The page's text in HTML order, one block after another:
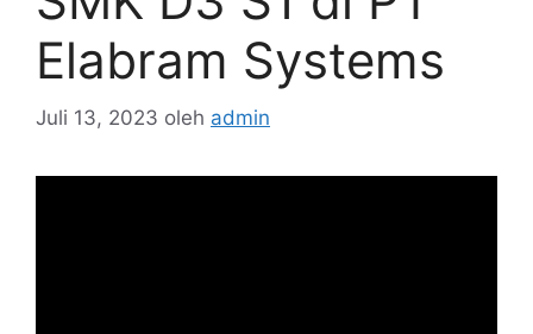
Elabram Systems
Juli 13, 2023 oleh admin